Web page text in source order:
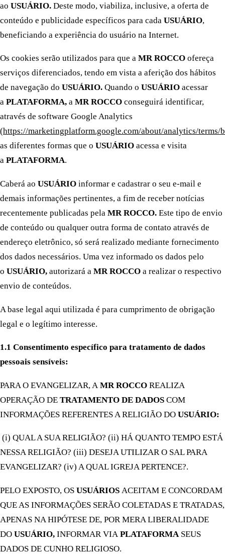
ao USUÁRIO. Deste modo, viabiliza, inclusive, a oferta de
conteúdo e publicidade específicos para cada USUÁRIO,
beneficiando a experiência do usuário na Internet.
Os cookies serão utilizados para que a MR ROCCO ofereça
serviços diferenciados, tendo em vista a aferição dos hábitos
de navegação do USUÁRIO. Quando o USUÁRIO acessar
a PLATAFORMA, a MR ROCCO conseguirá identificar,
através de software Google Analytics
(https://marketingplatform.google.com/about/analytics/terms/
as diferentes formas que o USUÁRIO acessa e visita
a PLATAFORMA.
Caberá ao USUÁRIO informar e cadastrar o seu e-mail e
demais informações pertinentes, a fim de receber notícias
recentemente publicadas pela MR ROCCO. Este tipo de envio
de conteúdo ou qualquer outra forma de contato através de
endereço eletrônico, só será realizado mediante fornecimento
dos dados necessários. Uma vez informado os dados pelo
o USUÁRIO, autorizará a MR ROCCO a realizar o respectivo
envio de conteúdos.
A base legal aqui utilizada é para cumprimento de obrigação
legal e o legítimo interesse.
1.1 Consentimento específico para tratamento de dados
pessoais sensíveis:
PARA O EVANGELIZAR, A MR ROCCO REALIZA
OPERAÇÃO DE TRATAMENTO DE DADOS COM
INFORMAÇÕES REFERENTES A RELIGIÃO DO USUÁRIO:
(i) QUAL A SUA RELIGIÃO? (ii) HÁ QUANTO TEMPO ESTÁ
NESSA RELIGIÃO? (iii) DESEJA UTILIZAR O SAL PARA
EVANGELIZAR? (iv) A QUAL IGREJA PERTENCE?.
PELO EXPOSTO, OS USUÁRIOS ACEITAM E CONCORDAM
QUE AS INFORMAÇÕES SERÃO COLETADAS E TRATADAS,
APENAS NA HIPÓTESE DE, POR MERA LIBERALIDADE
DO USUÁRIO, INFORMAR VIA PLATAFORMA SEUS
DADOS DE CUNHO RELIGIOSO.